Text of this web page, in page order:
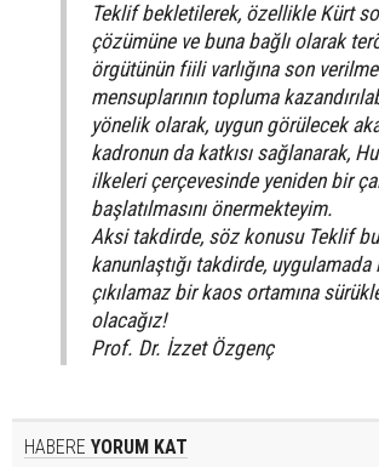
Teklif bekletilerek, özellikle Kürt
çözümüne ve buna bağlı olarak
örgütünün fiili varlığına son
mensuplarının topluma
yönelik olarak, uygun görülecek
kadronun da katkısı sağlanarak,
ilkeleri çerçevesinde yeniden bir
başlatılmasını önermekteyim.
Aksi takdirde, söz konusu Teklif
kanunlaştığı takdirde, uygulamada
çıkılamaz bir kaos ortamına
olacağız!
Prof. Dr. İzzet Özgenç
HABERE YORUM KAT